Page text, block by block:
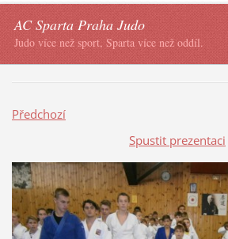
AC Sparta Praha Judo
Judo více než sport, Sparta více než oddíl.
Předchozí
Spustit prezentaci